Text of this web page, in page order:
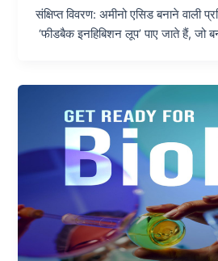
संक्षिप्त विवरण: अमीनो एसिड बनाने वाली
‘फीडबैक इनहिबिशन लूप’ पाए जाते हैं, जो